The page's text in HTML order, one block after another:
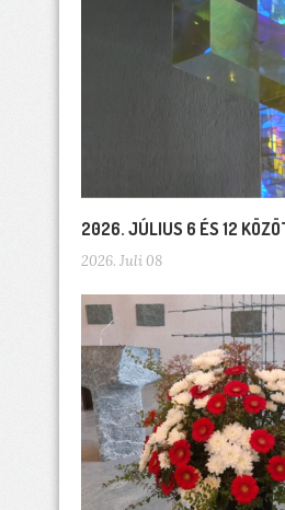
2026. JÚLIUS 6 ÉS 12
2026. Juli 08